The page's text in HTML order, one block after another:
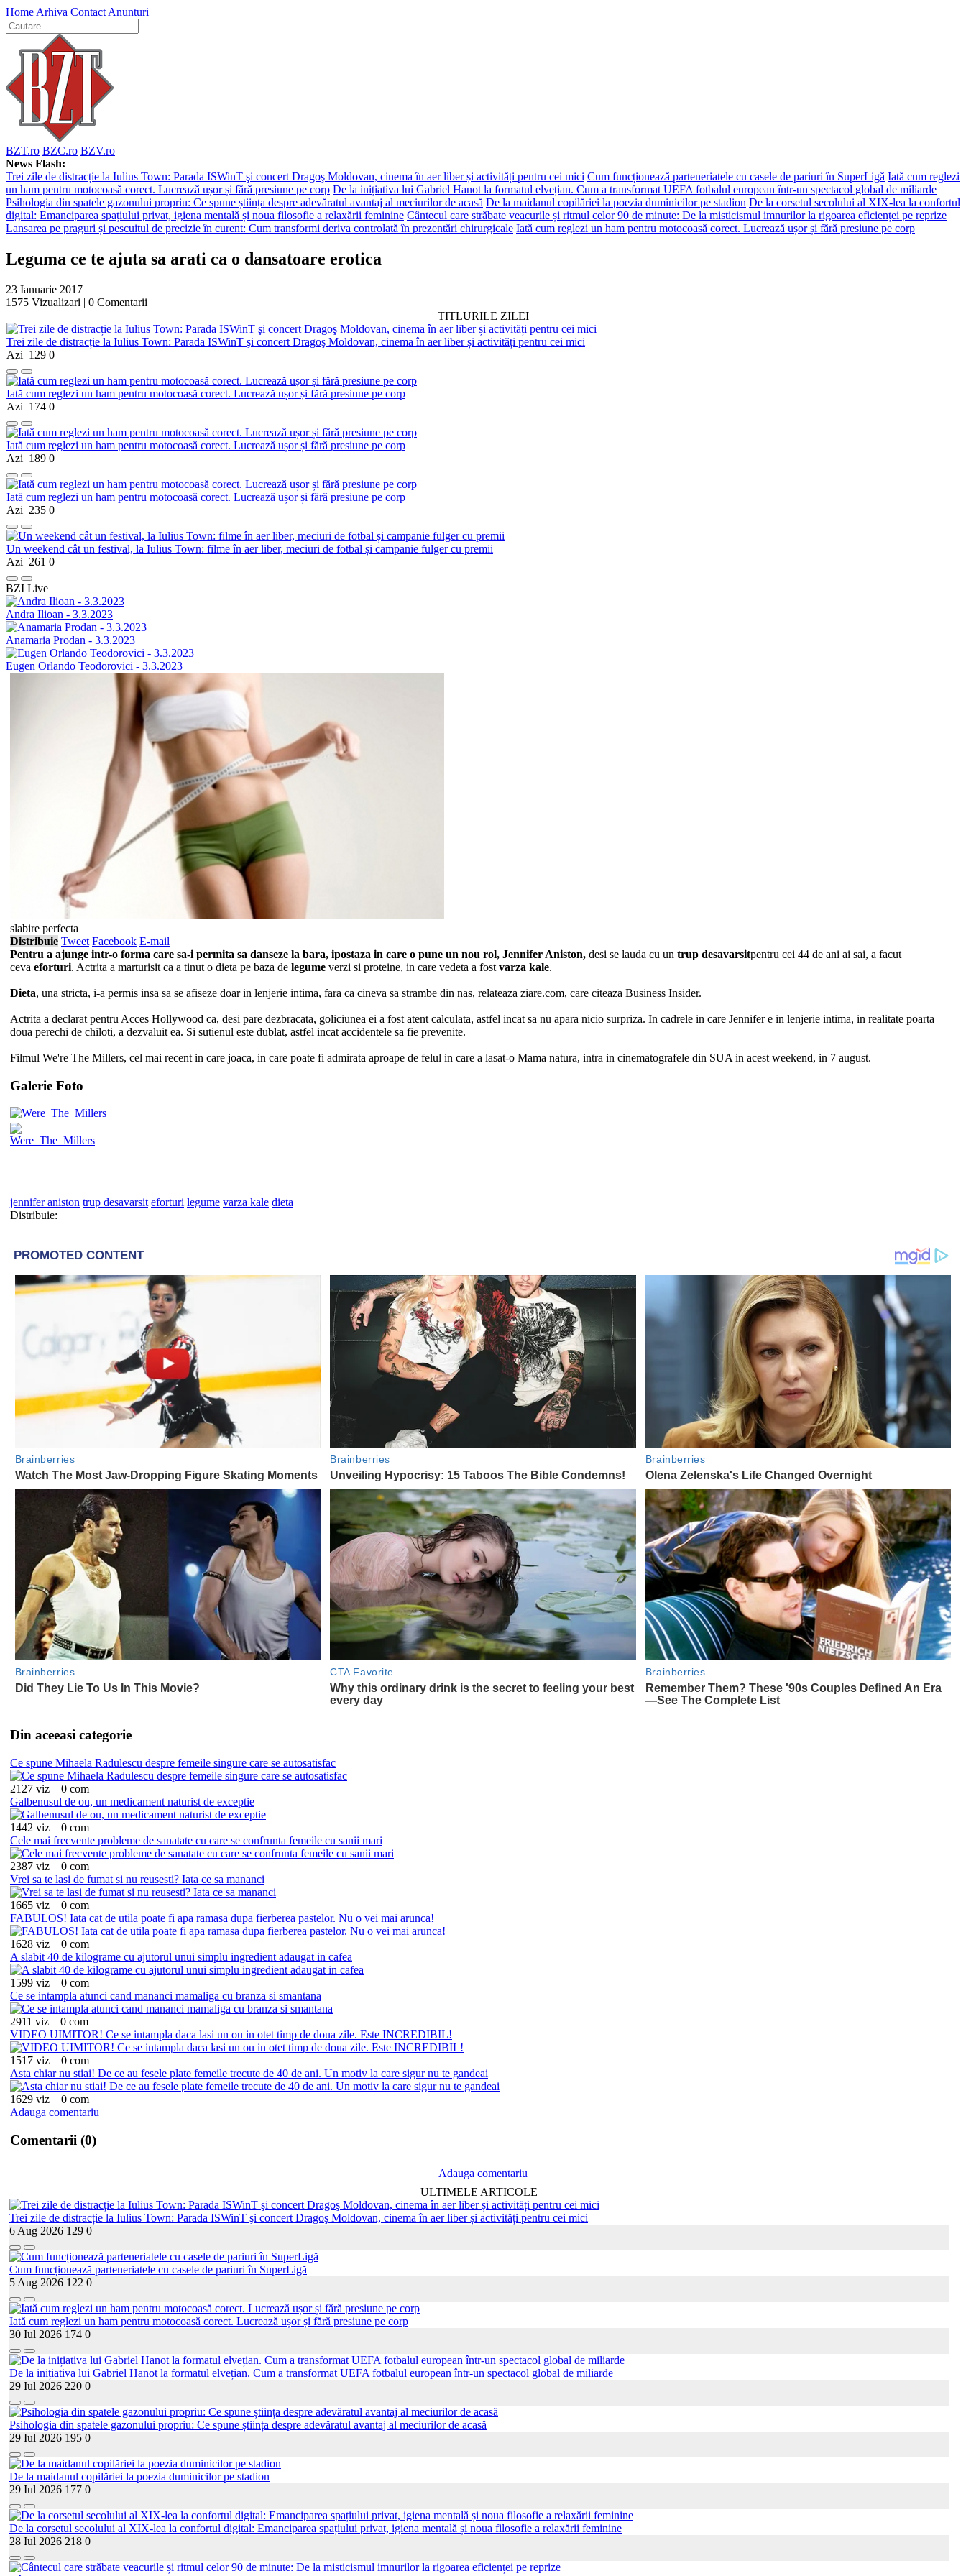
Home Arhiva Contact Anunturi
BZT.ro BZC.ro BZV.ro
News Flash:
Trei zile de distracție la Iulius Town: Parada ISWinT şi concert Dragoş Moldovan, cinema în aer liber și activități pentru cei mici Cum funcționează parteneriatele cu casele de pariuri în SuperLigă Iată cum reglezi
un ham pentru motocoasă corect. Lucrează ușor și fără presiune pe corp De la inițiativa lui Gabriel Hanot la formatul elvețian. Cum a transformat UEFA fotbalul european într-un spectacol global de miliarde
Psihologia din spatele gazonului propriu: Ce spune știința despre adevăratul avantaj al meciurilor de acasă De la maidanul copilăriei la poezia duminicilor pe stadion De la corsetul secolului al XIX-lea la confortul
digital: Emanciparea spațiului privat, igiena mentală și noua filosofie a relaxării feminine Cântecul care străbate veacurile și ritmul celor 90 de minute: De la misticismul imnurilor la rigoarea eficienței pe reprize
Lansarea pe praguri și pescuitul de precizie în curent: Cum transformi deriva controlată în prezentări chirurgicale Iată cum reglezi un ham pentru motocoasă corect. Lucrează ușor și fără presiune pe corp
Leguma ce te ajuta sa arati ca o dansatoare erotica
23 Ianuarie 2017
1575 Vizualizari | 0 Comentarii
TITLURILE ZILEI
Trei zile de distracție la Iulius Town: Parada ISWinT şi concert Dragoş Moldovan, cinema în aer liber și activități pentru cei mici
Azi 129 0
Iată cum reglezi un ham pentru motocoasă corect. Lucrează ușor și fără presiune pe corp
Azi 174 0
Iată cum reglezi un ham pentru motocoasă corect. Lucrează ușor și fără presiune pe corp
Azi 189 0
Iată cum reglezi un ham pentru motocoasă corect. Lucrează ușor și fără presiune pe corp
Azi 235 0
Un weekend cât un festival, la Iulius Town: filme în aer liber, meciuri de fotbal și campanie fulger cu premii
Azi 261 0
BZI Live
Andra Ilioan - 3.3.2023
Anamaria Prodan - 3.3.2023
Eugen Orlando Teodorovici - 3.3.2023
slabire perfecta
Distribuie Tweet Facebook E-mail
Pentru a ajunge intr-o forma care sa-i permita sa danseze la bara, ipostaza in care o pune un nou rol, Jennifer Aniston, desi se lauda cu un trup desavarsitpentru cei 44 de ani ai sai, a facut
ceva eforturi. Actrita a marturisit ca a tinut o dieta pe baza de legume verzi si proteine, in care vedeta a fost varza kale.
Dieta, una stricta, i-a permis insa sa se afiseze doar in lenjerie intima, fara ca cineva sa strambe din nas, relateaza ziare.com, care citeaza Business Insider.
Actrita a declarat pentru Acces Hollywood ca, desi pare dezbracata, goliciunea ei a fost atent calculata, astfel incat sa nu apara nicio surpriza. In cadrele in care Jennifer e in lenjerie intima, in realitate poarta
doua perechi de chiloti, a dezvaluit ea. Si sutienul este dublat, astfel incat accidentele sa fie prevenite.
Filmul We're The Millers, cel mai recent in care joaca, in care poate fi admirata aproape de felul in care a lasat-o Mama natura, intra in cinematografele din SUA in acest weekend, in 7 august.
Galerie Foto
jennifer aniston trup desavarsit eforturi legume varza kale dieta
Distribuie:
Din aceeasi categorie
Ce spune Mihaela Radulescu despre femeile singure care se autosatisfac
2127 viz
0 com
Galbenusul de ou, un medicament naturist de exceptie
1442 viz
0 com
Cele mai frecvente probleme de sanatate cu care se confrunta femeile cu sanii mari
2387 viz
0 com
Vrei sa te lasi de fumat si nu reusesti? Iata ce sa mananci
1665 viz
0 com
FABULOS! Iata cat de utila poate fi apa ramasa dupa fierberea pastelor. Nu o vei mai arunca!
1628 viz
0 com
A slabit 40 de kilograme cu ajutorul unui simplu ingredient adaugat in cafea
1599 viz
0 com
Ce se intampla atunci cand mananci mamaliga cu branza si smantana
2911 viz
0 com
VIDEO UIMITOR! Ce se intampla daca lasi un ou in otet timp de doua zile. Este INCREDIBIL!
1517 viz
0 com
Asta chiar nu stiai! De ce au fesele plate femeile trecute de 40 de ani. Un motiv la care sigur nu te gandeai
1629 viz
0 com
Adauga comentariu
Comentarii (0)
Adauga comentariu
ULTIMELE ARTICOLE
Trei zile de distracție la Iulius Town: Parada ISWinT şi concert Dragoş Moldovan, cinema în aer liber și activități pentru cei mici
6 Aug 2026 129 0
Cum funcționează parteneriatele cu casele de pariuri în SuperLigă
5 Aug 2026 122 0
Iată cum reglezi un ham pentru motocoasă corect. Lucrează ușor și fără presiune pe corp
30 Iul 2026 174 0
De la inițiativa lui Gabriel Hanot la formatul elvețian. Cum a transformat UEFA fotbalul european într-un spectacol global de miliarde
29 Iul 2026 220 0
Psihologia din spatele gazonului propriu: Ce spune știința despre adevăratul avantaj al meciurilor de acasă
29 Iul 2026 195 0
De la maidanul copilăriei la poezia duminicilor pe stadion
29 Iul 2026 177 0
De la corsetul secolului al XIX-lea la confortul digital: Emanciparea spațiului privat, igiena mentală și noua filosofie a relaxării feminine
28 Iul 2026 218 0